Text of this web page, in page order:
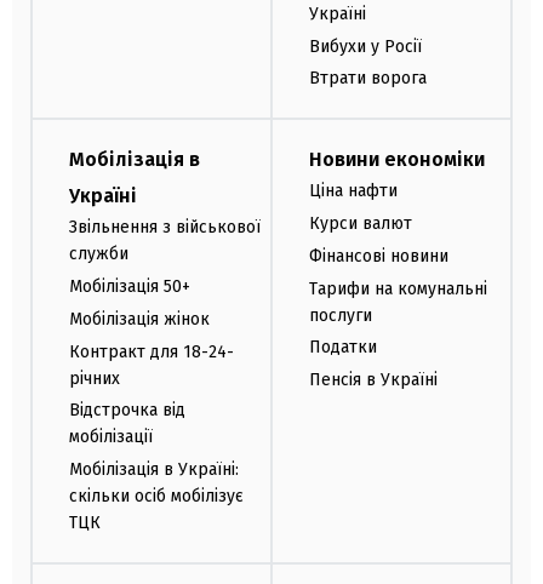
Україні
Вибухи у Росії
Втрати ворога
Мобілізація в
Україні
Звільнення з військової
служби
Мобілізація 50+
Мобілізація жінок
Контракт для 18-24-
річних
Відстрочка від
мобілізації
Мобілізація в Україні:
скільки осіб мобілізує
ТЦК
Новини економіки
Ціна нафти
Курси валют
Фінансові новини
Тарифи на комунальні
послуги
Податки
Пенсія в Україні